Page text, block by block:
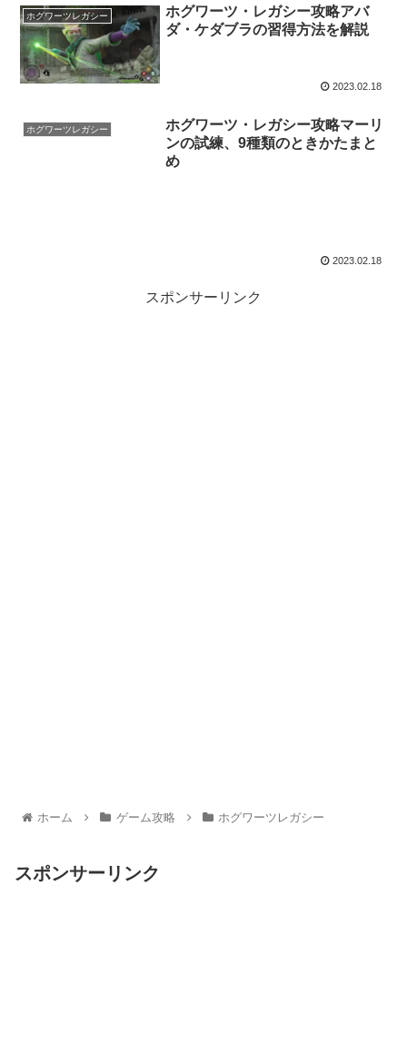
ホグワーツレガシー
ホグワーツ・レガシー攻略アバ
ダ・ケダブラの習得方法を解説
2023.02.18
ホグワーツレガシー
ホグワーツ・レガシー攻略マーリ
ンの試練、9種類のときかたまと
め
2023.02.18
スポンサーリンク
ホーム ゲーム攻略 ホグワーツレガシー
スポンサーリンク